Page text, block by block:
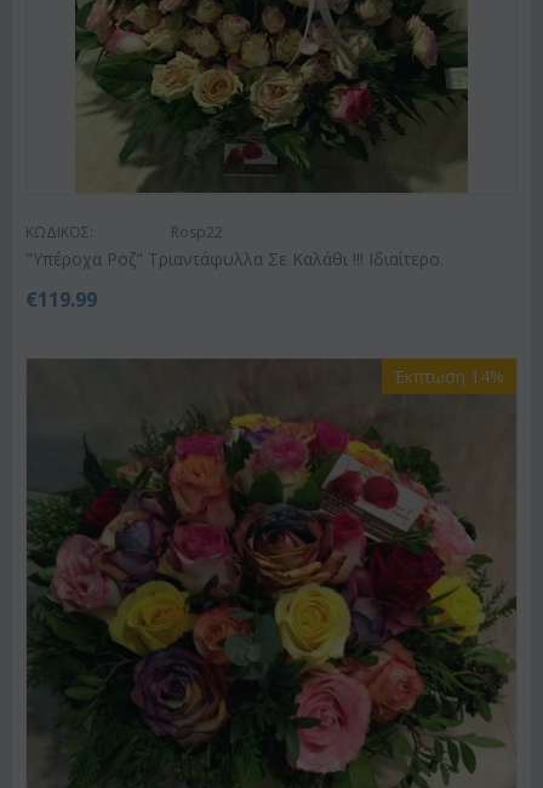
ΚΩΔΙΚΟΣ: Rosp22
"Υπέροχα Ροζ" Τριαντάφυλλα Σε Καλάθι !!! Ιδιαίτερο.
€119.99
Έκπτωση 14%